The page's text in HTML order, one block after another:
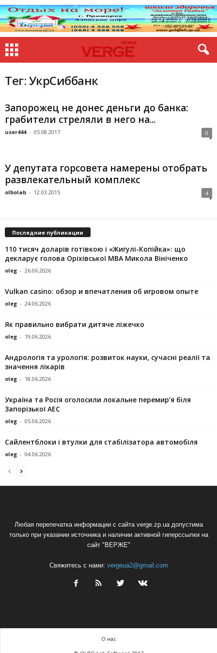
Тег: УкрСиббанк
Запорожец не донес деньги до банка:
грабители стреляли в него на...
user444 - 05.08.2017 0
У депутата горсовета намерены отобрать
развлекательный комплекс
olbolab - 12.03.2015 4
Последние публикации
110 тисяч доларів готівкою і «Жигулі-Копійка»: що
декларує голова Оріхівської МВА Микола Вініченко
oleg - 26.06.2026
Vulkan casino: обзор и впечатления об игровом опыте
oleg - 24.06.2026
Як правильно вибрати дитяче ліжечко
oleg - 19.06.2026
Андрологія та урологія: розвиток науки, сучасні реалії та
значення лікарів
oleg - 18.06.2026
Україна та Росія оголосили локальне перемир’я біля
Запорізької АЕС
oleg - 05.06.2026
Сайлентблоки і втулки для стабілізатора автомобіля
oleg - 04.06.2026
Любая перепечатка информации с сайта verge.zp.ua допустима
только при указании источника и наличии активной гиперссылки на
сайт "ВЕРЖЕ"
Свяжитесь с нами: vergeua2@gmail.com
О нас